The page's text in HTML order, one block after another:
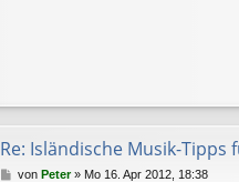
Re: Isländische Musik-Tipps
Bvon Peter» Mo 16. Apr 2012, 18:38